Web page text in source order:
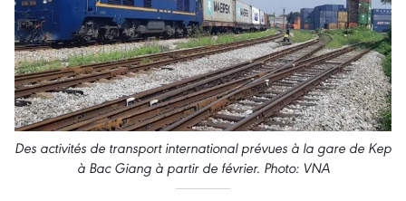
Des activités de transport international prévues à la gare de Kep
à Bac Giang à partir de février. Photo: VNA